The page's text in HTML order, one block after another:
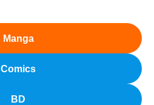
Manga
Comics
BD